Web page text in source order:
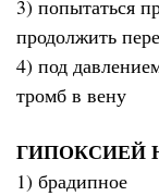
3) попытаться
продолжить
4) под
тромб в вену
ГИПОКСИЕЙ
1) брадипное